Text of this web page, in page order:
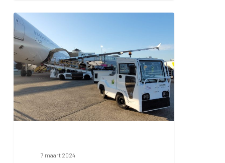
Maastricht
Aachen
Airport
behaalt
internationale
erkenning
voor
Co2-
7 maart 2024